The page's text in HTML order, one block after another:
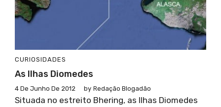
CURIOSIDADES
As Ilhas Diomedes
4 De Junho De 2012 by Redação Blogadão
Situada no estreito Bhering, as Ilhas Diomedes